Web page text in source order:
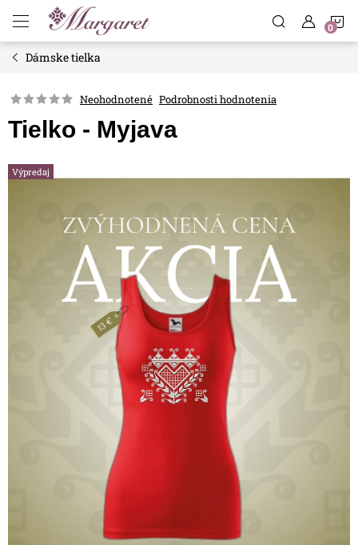
obsah
Dámske tielka
Neohodnotené Podrobnosti hodnotenia
Tielko - Myjava
Výpredaj